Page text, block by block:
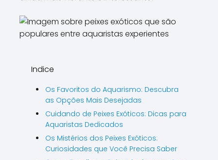
Indice
Os Favoritos do Aquarismo: Descubra
as Opções Mais Desejadas
Cuidando de Peixes Exóticos: Dicas para
Aquaristas Dedicados
Os Mistérios dos Peixes Exóticos:
Curiosidades que Você Precisa Saber